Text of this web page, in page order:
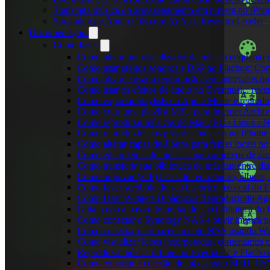
Transmita música do armazenamento em nuvem no
Streaming de Áudio iOS com AVAssetResourceLoader
Documentação
Como fazer
Como ativar um visualizador de música enquanto
Como usar efeitos sonoros e DSP no Flacbox:
Como ativar e usar a reprodução sem intervalos
Como usar os efeitos de áudio no Evermusic:
Como exportar playlists do Apple Music e
Como criar uma playlist M3U para Internet
Como reproduzir músicas do Mac / PC / Linux /
Como reproduzir suas próprias músicas no
Como alterar capas de álbuns para faixas locais
Como editar letras de músicas para arquivos de
Como transferir sua biblioteca de músicas entre
Como arquivar (ZIP) listas de reprodução,
Como fazer scrobble do seu histórico musical do
Como Usar Widgets Dinâmicos Reproduzindo
Guia passo a passo: Importando sua biblioteca
Como conectar o Synology NAS e ouvir música
Como conectar o armazenamento NAS usando
Como visualizar letras incorporadas,
Reproduzir música offline no Evermusic e
Como exportar a coleção de faixas para M3U,